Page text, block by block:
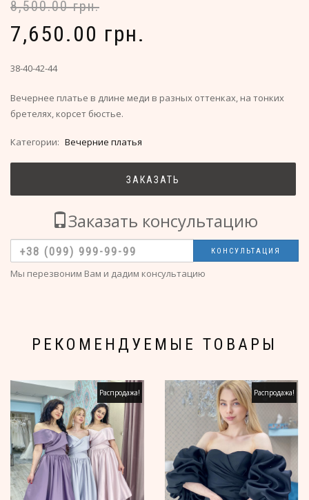
8,500.00 грн.
7,650.00 грн.
38-40-42-44
Вечернее платье в длине меди в разных оттенках, на тонких
бретелях, корсет бюстье.
Категории: Вечерние платья
ЗАКАЗАТЬ
Заказать консультацию
КОНСУЛЬТАЦИЯ
Мы перезвоним Вам и дадим консультацию
РЕКОМЕНДУЕМЫЕ ТОВАРЫ
Распродажа! Распродажа!